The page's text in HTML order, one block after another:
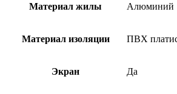
Материал жилы Алюминий
Материал изоляции ПВХ
Экран Да